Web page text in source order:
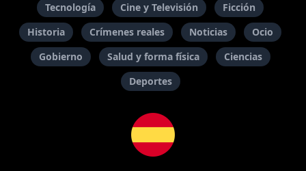
Tecnología
Cine y Televisión
Ficción
Historia
Crímenes reales Noticias
Ocio
Gobierno
Salud y forma física
Ciencias
Deportes